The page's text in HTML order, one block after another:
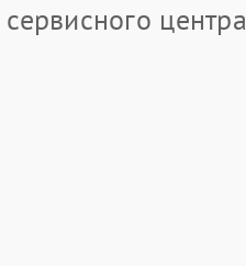
центра